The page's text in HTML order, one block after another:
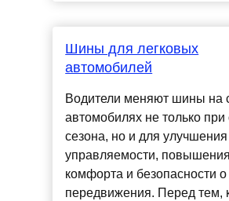
Шины для легковых
автомобилей
Водители меняют шины на
автомобилях не только
сезона, но и для улучшения
управляемости, повышения
комфорта и безопасности
передвижения. Перед тем,